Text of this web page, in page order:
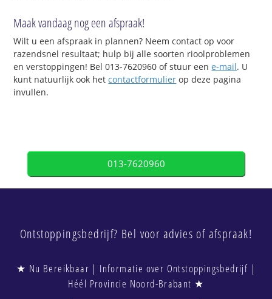
Maak vandaag nog een afspraak!
Wilt u een afspraak in plannen? Neem contact op voor
razendsnel resultaat; hulp bij alle soorten rioolproblemen
en verstoppingen! Bel 013-7620960 of stuur eene-mail. U
kunt natuurlijk ook hetcontactformulier op deze pagina
invullen.
013-7620960
Ontstoppingsbedrijf? Bel voor advies of afspraak!
★ Nu Bereikbaar | Informatie over Ontstoppingsbedrijf |
Héél Provincie Noord-Brabant ★